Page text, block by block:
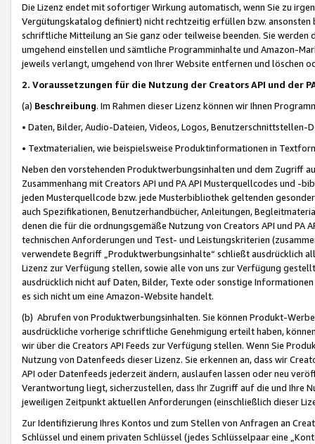
Die Lizenz endet mit sofortiger Wirkung automatisch, wenn Sie zu
Vergütungskatalog definiert) nicht rechtzeitig erfüllen bzw. ansonsten
schriftliche Mitteilung an Sie ganz oder teilweise beenden. Sie werden
umgehend einstellen und sämtliche Programminhalte und Amazon-
jeweils verlangt, umgehend von Ihrer Website entfernen und löschen
2. Voraussetzungen für die Nutzung der Creators API und der
(a) Beschreibung. Im Rahmen dieser Lizenz können wir Ihnen
• Daten, Bilder, Audio-Dateien, Videos, Logos, Benutzerschnittstellen-
• Textmaterialien, wie beispielsweise Produktinformationen in
Neben den vorstehenden Produktwerbungsinhalten und dem Zugriff
Zusammenhang mit Creators API und PA API Musterquellcodes und
jeden Musterquellcode bzw. jede Musterbibliothek geltenden
auch Spezifikationen, Benutzerhandbücher, Anleitungen,
denen die für die ordnungsgemäße Nutzung von Creators API und PA
technischen Anforderungen und Test- und Leistungskriterien
verwendete Begriff „Produktwerbungsinhalte“ schließt ausdrücklich
Lizenz zur Verfügung stellen, sowie alle von uns zur Verfügung
ausdrücklich nicht auf Daten, Bilder, Texte oder sonstige
es sich nicht um eine Amazon-Website handelt.
(b) Abrufen von Produktwerbungsinhalten. Sie können Produkt-
ausdrückliche vorherige schriftliche Genehmigung erteilt haben,
wir über die Creators API Feeds zur Verfügung stellen. Wenn Sie
Nutzung von Datenfeeds dieser Lizenz. Sie erkennen an, dass wir
API oder Datenfeeds jederzeit ändern, auslaufen lassen oder neu
Verantwortung liegt, sicherzustellen, dass Ihr Zugriff auf die und Ihre
jeweiligen Zeitpunkt aktuellen Anforderungen (einschließlich dieser
Zur Identifizierung Ihres Kontos und zum Stellen von Anfragen an
Schlüssel und einem privaten Schlüssel (jedes Schlüsselpaar eine